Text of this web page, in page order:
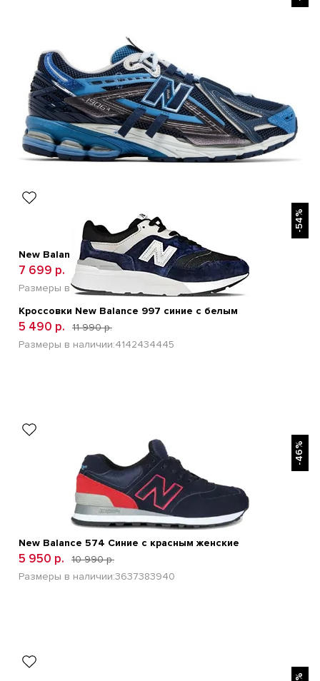
Размеры в наличии:41424344
New Balance 1906A Deep Blue
7 699 р.
14 500 р.
Размеры в наличии:
-54%
Кроссовки New Balance 997 синие с белым
5 490 р.
11 990 р.
Размеры в наличии:4142434445
-46%
New Balance 574 Синие с красным женские
5 950 р.
10 990 р.
Размеры в наличии:3637383940